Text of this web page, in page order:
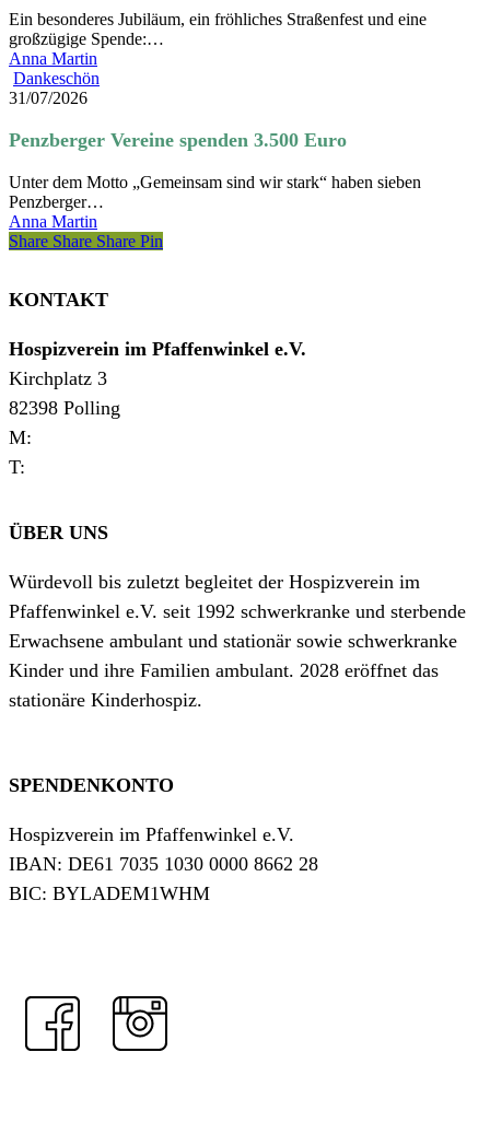
das
Kinderhospiz
Ein besonderes Jubiläum, ein fröhliches Straßenfest und eine
großzügige Spende:…
Anna Martin
Dankeschön
3.500
31/07/2026
Penzberger Vereine spenden 3.500 Euro
Unter dem Motto „Gemeinsam sind wir stark“ haben sieben
Penzberger…
Anna Martin
Share
Share Share Share Pin
KONTAKT
Hospizverein im Pfaffenwinkel e.V.
Kirchplatz 3
82398 Polling
M:
T:
ÜBER UNS
Würdevoll bis zuletzt begleitet der Hospizverein im
Pfaffenwinkel e.V. seit 1992 schwerkranke und sterbende
Erwachsene ambulant und stationär sowie schwerkranke
Kinder und ihre Familien ambulant. 2028 eröffnet das
stationäre Kinderhospiz.
SPENDENKONTO
Hospizverein im Pfaffenwinkel e.V.
IBAN: DE61 7035 1030 0000 8662 28
BIC: BYLADEM1WHM